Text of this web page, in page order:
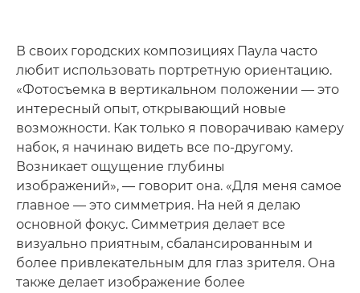
В своих городских композициях Паула часто
любит использовать портретную ориентацию.
«Фотосъемка в вертикальном положении — это
интересный опыт, открывающий новые
возможности. Как только я поворачиваю камеру
набок, я начинаю видеть все по-другому.
Возникает ощущение глубины
изображений», — говорит она. «Для меня самое
главное — это симметрия. На ней я делаю
основной фокус. Симметрия делает все
визуально приятным, сбалансированным и
более привлекательным для глаз зрителя. Она
также делает изображение более